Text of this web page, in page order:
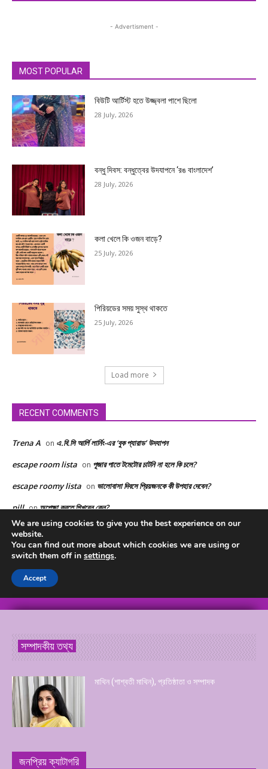
সম্পাদকীয় তথ্য
মাথিন (শাশ্বতী মাথিন), প্রতিষ্ঠাতা ও সম্পাদক
জনপ্রিয় ক্যাটাগরি